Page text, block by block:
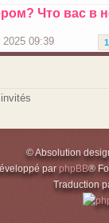
Что вас в
1
2025 09:39
© Absolution
par phpBB®
Traduction